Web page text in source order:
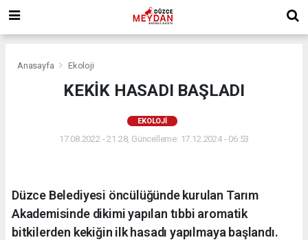
Anasayfa Ekoloji
KEKİK HASADI BAŞLADI
EKOLOJI
17.08.2022 - 21:28, Güncelleme: 17.12.2024 - 06:53
Düzce Belediyesi öncülüğünde kurulan Tarım
Akademisinde dikimi yapılan tıbbi aromatik
bitkilerden kekiğin ilk hasadı yapılmaya başlandı.